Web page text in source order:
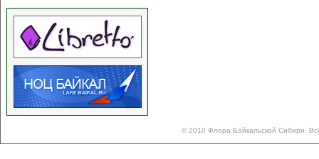
© 2010 Флора Байкальской Сибири.